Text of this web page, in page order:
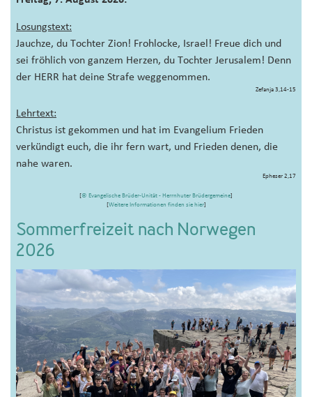
Losungstext:
Jauchze, du Tochter Zion! Frohlocke, Israel! Freue dich und
sei fröhlich von ganzem Herzen, du Tochter Jerusalem! Denn
der HERR hat deine Strafe weggenommen.
Zefanja 3,14-15
Lehrtext:
Christus ist gekommen und hat im Evangelium Frieden
verkündigt euch, die ihr fern wart, und Frieden denen, die
nahe waren.
Epheser 2,17
[© Evangelische Brüder-Unität - Herrnhuter Brüdergemeine]
[Weitere Informationen finden sie hier]
Sommerfreizeit nach Norwegen
2026